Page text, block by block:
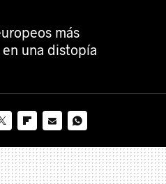
más
una distopía
MAIL